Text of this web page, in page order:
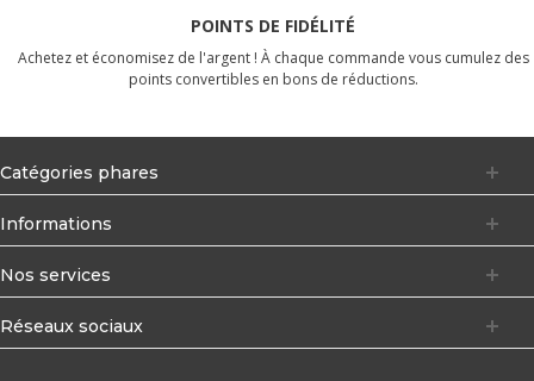
POINTS DE FIDÉLITÉ
Achetez et économisez de l'argent ! À chaque commande vous cumulez des
points convertibles en bons de réductions.
Catégories phares
Informations
Nos services
Réseaux sociaux